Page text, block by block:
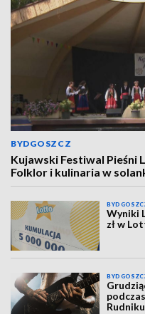
BYDGOSZCZ
Kujawski Festiwal Pieśni
Folklor i kulinaria w
Wyniki
zł w
Rudniku